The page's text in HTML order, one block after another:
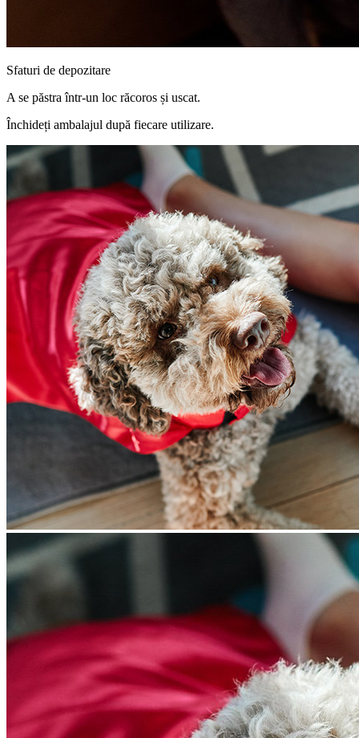
Sfaturi de depozitare
A se păstra într-un loc răcoros și uscat.
Închideți ambalajul după fiecare utilizare.